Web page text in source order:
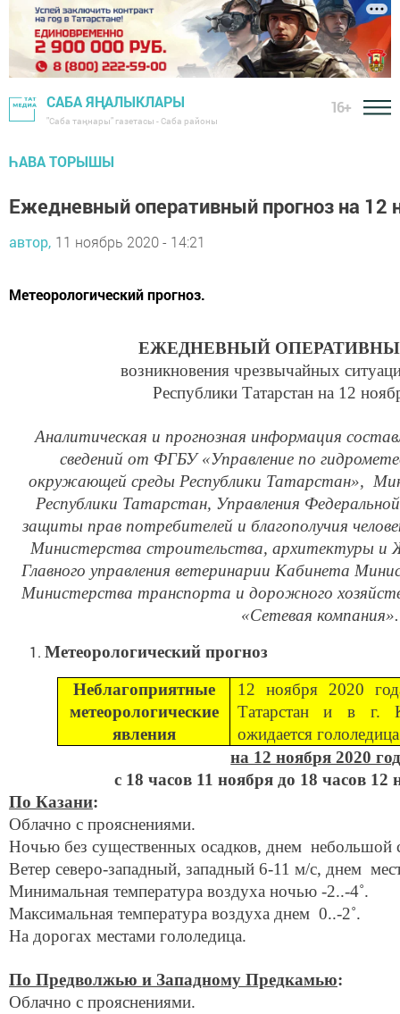
САБА ЯҢАЛЫКЛАРЫ
"Саба таңнары" газетасы - Саба районы
16+
ҺАВА ТОРЫШЫ
Ежедневный оперативный прогноз на 12
автор, 11 ноябрь 2020 - 14:21
Метеорологический прогноз.
ЕЖЕДНЕВНЫЙ
возникновения чрезвычайных
Республики Татарстан на 12
Аналитическая и прогнозная информация
сведений от ФГБУ «Управление по
окружающей среды Республики Татарстан»,
Республики Татарстан, Управления
защиты прав потребителей и благополучия
Министерства строительства, архитектуры и
Главного управления ветеринарии Кабинета
Министерства транспорта и дорожного
«Сетевая компания».
Метеорологический прогноз
Неблагоприятные
метеорологические
явления
12 ноября 2020
Татарстан и в г.
ожидается
на 12 ноября 2020
с 18 часов 11 ноября до 18 часов 12
По Казани:
Облачно с прояснениями.
Ночью без существенных осадков, днем небольшой
Ветер северо-западный, западный 6-11 м/с, днем
Минимальная температура воздуха ночью -2..-4˚.
Максимальная температура воздуха днем 0..-2˚.
На дорогах местами гололедица.
По Предволжью и Западному Предкамью:
Облачно с прояснениями.